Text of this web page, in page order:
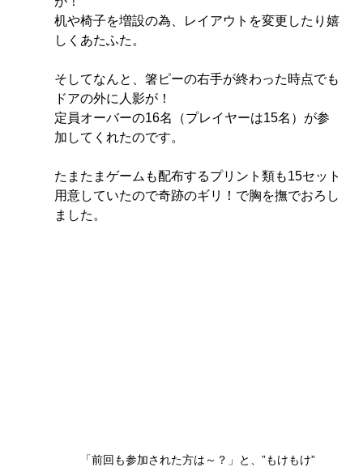
机や椅子を増設の為、レイアウトを変更したり嬉
しくあたふた。
そしてなんと、箸ピーの右手が終わった時点でも
ドアの外に人影が！
定員オーバーの16名（プレイヤーは15名）が参
加してくれたのです。
たまたまゲームも配布するプリント類も15セット
用意していたので奇跡のギリ！で胸を撫でおろし
ました。
「前回も参加された方は～？」と、”もけもけ”